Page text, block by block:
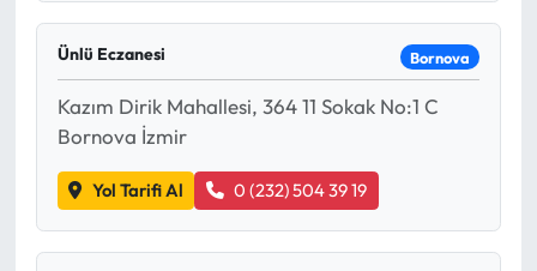
Ünlü Eczanesi Bornova
Kazım Dirik Mahallesi, 364 11 Sokak No:1 C
Bornova İzmir
Yol Tarifi Al 0 (232) 504 39 19